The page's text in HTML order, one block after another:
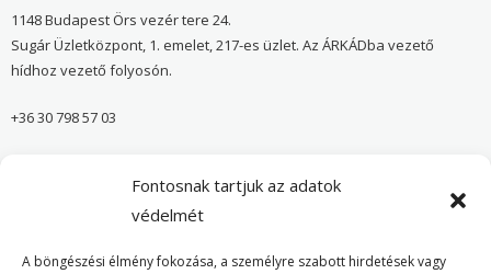
Fontosnak tartjuk az adatok
védelmét
A böngészési élmény fokozása, a személyre szabott hirdetések vagy
1148 Budapest Örs vezér tere 24.
Sugár Üzletközpont, 1. emelet, 217-es üzlet. Az ÁRKÁDba vezető
hídhoz vezető folyosón.
+36 30 798 57 03